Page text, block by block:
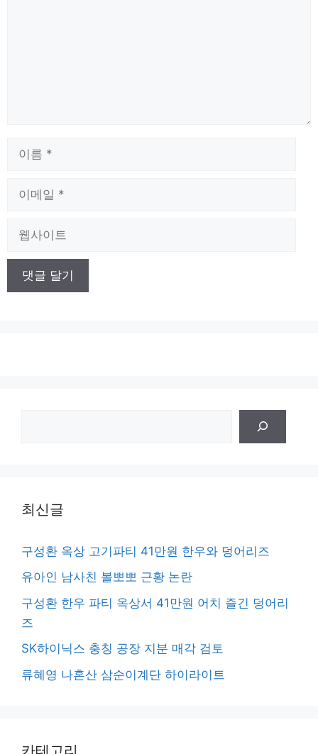
최신글
구성환 옥상 고기파티 41만원 한우와 덩어리즈
유아인 남사친 볼뽀뽀 근황 논란
구성환 한우 파티 옥상서 41만원 어치 즐긴 덩어리
즈
SK하이닉스 충칭 공장 지분 매각 검토
류혜영 나혼산 삼순이계단 하이라이트
카테고리